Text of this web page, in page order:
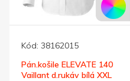
Kód: 38162015
Pán.košile ELEVATE 140
Vaillant d.rukáv bílá XXL